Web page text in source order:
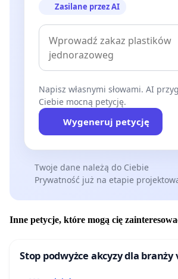
Zasilane przez AI
Napisz własnymi słowami. AI
Ciebie mocną petycję.
Wygeneruj petycję
Twoje dane należą do Ciebie
Prywatność już na etapie
Inne petycje, które mogą cię
Stop podwyżce akcyzy dla branży